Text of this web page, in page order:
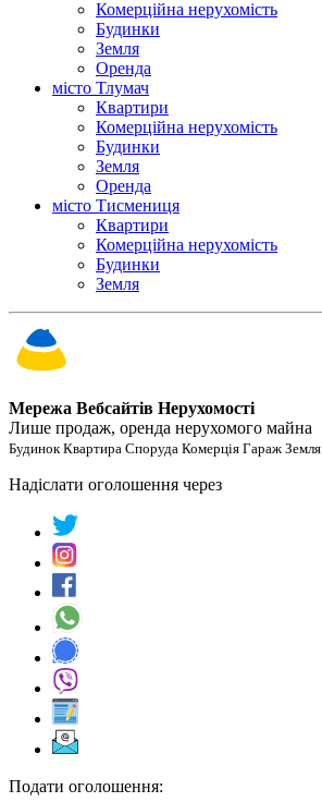
Комерційна нерухомість
Будинки
Земля
Оренда
місто Тлумач
Квартири
Комерційна нерухомість
Будинки
Земля
Оренда
місто Тисмениця
Квартири
Комерційна нерухомість
Будинки
Земля
Мережа Вебсайтів Нерухомості
Лише продаж, оренда нерухомого майна
Будинок Квартира Споруда Комерція Гараж Земля
Надіслати оголошення через
Подати оголошення: